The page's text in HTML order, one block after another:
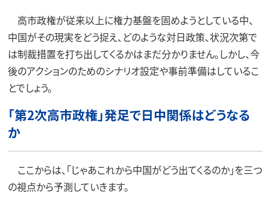
高市政権が従来以上に権力基盤を固めようとしている中、
中国がその現実をどう捉え、どのような対日政策、状況次第で
は制裁措置を打ち出してくるかはまだ分かりません。しかし、今
後のアクションのためのシナリオ設定や事前準備はしているこ
とでしょう。
「第2次高市政権」発足で日中関係はどうなる
か
ここからは、「じゃあこれから中国がどう出てくるのか」を三つ
の視点から予測していきます。